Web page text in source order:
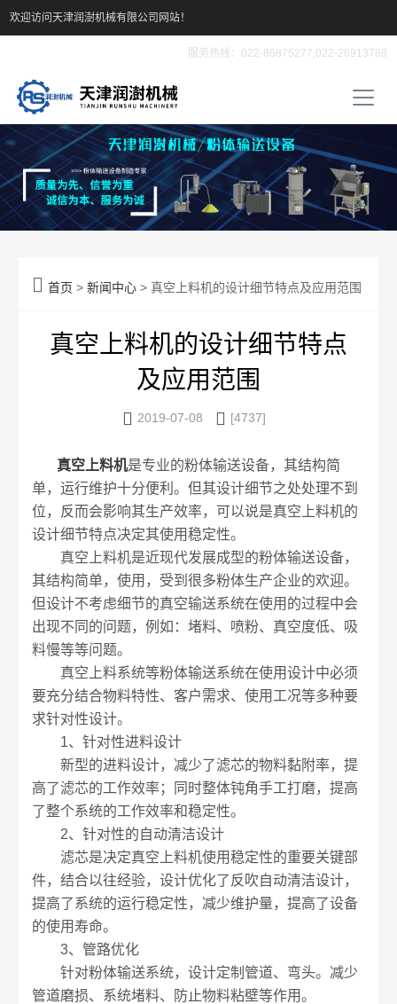
欢迎访问天津润澍机械有限公司网站！
服务热线：022-86875277,022-26913788
 首页 >新闻中心 > 真空上料机的设计细节特点及应用范围
真空上料机的设计细节特点
及应用范围
 2019-07-08  [4737]
真空上料机是专业的粉体输送设备，其结构简
单，运行维护十分便利。但其设计细节之处处理不到
位，反而会影响其生产效率，可以说是真空上料机的
设计细节特点决定其使用稳定性。
真空上料机是近现代发展成型的粉体输送设备，
其结构简单，使用，受到很多粉体生产企业的欢迎。
但设计不考虑细节的真空输送系统在使用的过程中会
出现不同的问题，例如：堵料、喷粉、真空度低、吸
料慢等等问题。
真空上料系统等粉体输送系统在使用设计中必须
要充分结合物料特性、客户需求、使用工况等多种要
求针对性设计。
1、针对性进料设计
新型的进料设计，减少了滤芯的物料黏附率，提
高了滤芯的工作效率；同时整体钝角手工打磨，提高
了整个系统的工作效率和稳定性。
2、针对性的自动清洁设计
滤芯是决定真空上料机使用稳定性的重要关键部
件，结合以往经验，设计优化了反吹自动清洁设计，
提高了系统的运行稳定性，减少维护量，提高了设备
的使用寿命。
3、管路优化
针对粉体输送系统，设计定制管道、弯头。减少
管道磨损、系统堵料、防止物料粘壁等作用。